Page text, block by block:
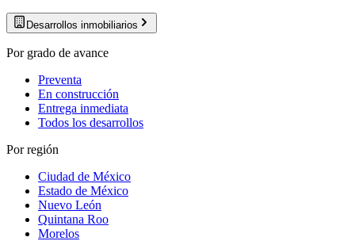
Desarrollos inmobiliarios
Por grado de avance
Preventa
En construcción
Entrega inmediata
Todos los desarrollos
Por región
Ciudad de México
Estado de México
Nuevo León
Quintana Roo
Morelos